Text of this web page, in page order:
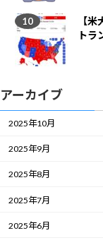
【
トラ
アーカイブ
2025年10月
2025年9月
2025年8月
2025年7月
2025年6月